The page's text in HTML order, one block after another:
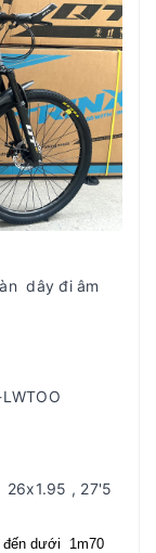
dây đi âm
, 27'5
dưới 1m70